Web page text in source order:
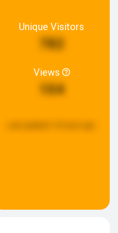
Unique Visitors
782
Views
104